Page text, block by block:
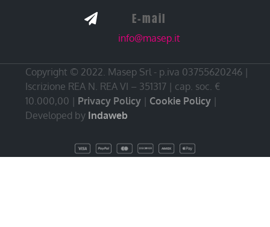
 E-mail
info@masep.it
Copyright © 2022. Masep Srl - p.iva 03755620246 |
Iscrizione REA N. REA VI – 351317 | cap. soc. €
10.000,00 | Privacy Policy | Cookie Policy |
Developed by Indaweb